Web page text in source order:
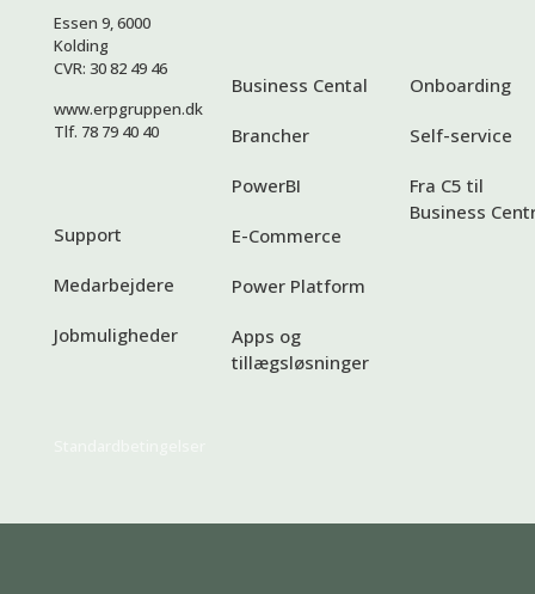
Essen 9, 6000
Kolding
CVR: 30 82 49 46
www.erpgruppen.dk
Tlf. 78 79 40 40
Support
Medarbejdere
Jobmuligheder
Business Cental
Brancher
PowerBI
E-Commerce
Power Platform
Apps og
tillægsløsninger
Onboarding
Self-service
Fra C5 til
Business